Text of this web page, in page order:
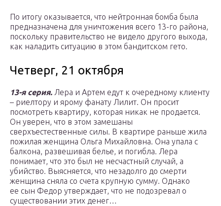
По итогу оказывается, что нейтронная бомба была
предназначена для уничтожения всего 13-го района,
поскольку правительство не видело другого выхода,
как наладить ситуацию в этом бандитском гето.
Четверг, 21 октября
13-я серия. Лера и Артем едут к очередному клиенту
– риелтору и ярому фанату Лилит. Он просит
посмотреть квартиру, которая никак не продается.
Он уверен, что в этом замешаны
сверхъестественные силы. В квартире раньше жила
пожилая женщина Ольга Михайловна. Она упала с
балкона, развешивая белье, и погибла. Лера
понимает, что это был не несчастный случай, а
убийство. Выясняется, что незадолго до смерти
женщина сняла со счета крупную сумму. Однако
ее сын Федор утверждает, что не подозревал о
существовании этих денег…